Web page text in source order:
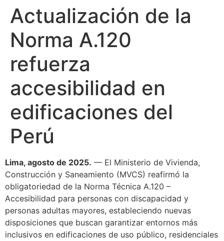
Actualización de la
Norma A.120
refuerza
accesibilidad en
edificaciones del
Perú
Lima, agosto de 2025. — El Ministerio de Vivienda,
Construcción y Saneamiento (MVCS) reafirmó la
obligatoriedad de la Norma Técnica A.120 –
Accesibilidad para personas con discapacidad y
personas adultas mayores, estableciendo nuevas
disposiciones que buscan garantizar entornos más
inclusivos en edificaciones de uso público, residenciales